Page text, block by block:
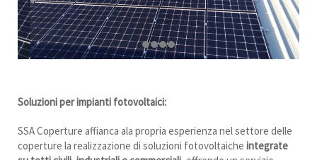
Soluzioni per impianti fotovoltaici:
SSA Coperture affianca ala propria esperienza nel settore delle
coperture la realizzazione di soluzioni fotovoltaiche integrate